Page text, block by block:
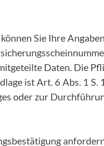
Sie Ihre
Daten. Die
ist Art. 6 Abs. 1
oder zur